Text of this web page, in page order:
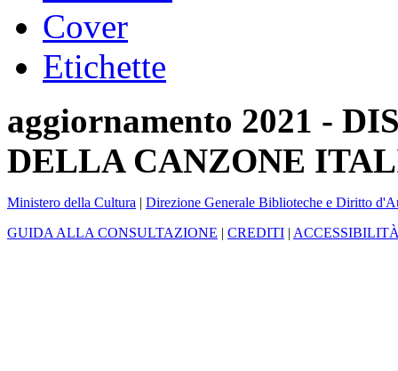
Cover
Etichette
aggiornamento 2021 -
DELLA CANZONE
Ministero della Cultura | Direzione Generale Biblioteche e Diritto
GUIDA ALLA CONSULTAZIONE | CREDITI |